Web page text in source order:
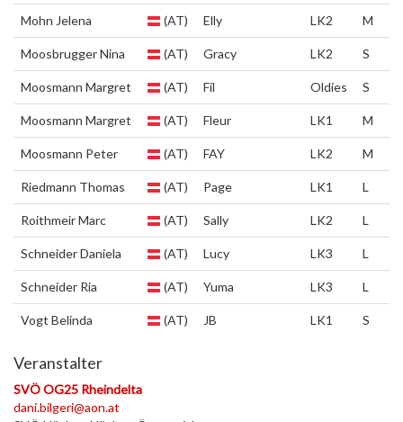
Mohn Jelena (AT) Elly LK2 M
Moosbrugger Nina (AT) Gracy LK2 S
Moosmann Margret (AT) Fil Oldies S
Moosmann Margret (AT) Fleur LK1 M
Moosmann Peter (AT) FAY LK2 M
Riedmann Thomas (AT) Page LK1 L
Roithmeir Marc (AT) Sally LK2 L
Schneider Daniela (AT) Lucy LK3 L
Schneider Ria (AT) Yuma LK3 L
Vogt Belinda (AT) JB LK1 S
Veranstalter
SVÖ OG25 Rheindelta
dani.bilgeri@aon.at